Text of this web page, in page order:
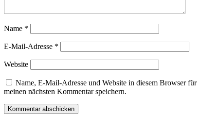
Name *
E-Mail-Adresse *
Website
Name, E-Mail-Adresse und Website in diesem Browser für
meinen nächsten Kommentar speichern.